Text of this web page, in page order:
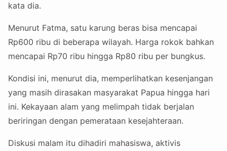
kata dia.
Menurut Fatma, satu karung beras bisa mencapai
Rp600 ribu di beberapa wilayah. Harga rokok bahkan
mencapai Rp70 ribu hingga Rp80 ribu per bungkus.
Kondisi ini, menurut dia, memperlihatkan kesenjangan
yang masih dirasakan masyarakat Papua hingga hari
ini. Kekayaan alam yang melimpah tidak berjalan
beriringan dengan pemerataan kesejahteraan.
Diskusi malam itu dihadiri mahasiswa, aktivis